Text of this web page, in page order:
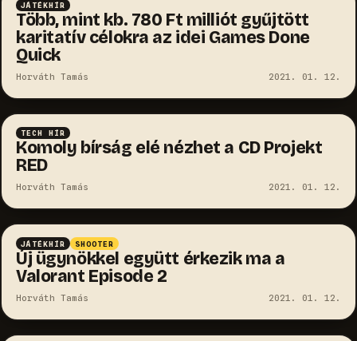
JÁTÉKHÍR
Több, mint kb. 780 Ft milliót gyűjtött
karitatív célokra az idei Games Done
Quick
Horváth Tamás 2021. 01. 12.
TECH HÍR
Komoly bírság elé nézhet a CD Projekt
RED
Horváth Tamás 2021. 01. 12.
JÁTÉKHÍR SHOOTER
Új ügynökkel együtt érkezik ma a
Valorant Episode 2
Horváth Tamás 2021. 01. 12.